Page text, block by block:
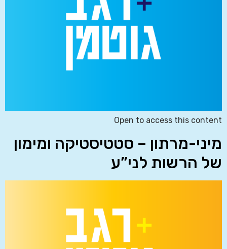
Open to access this content
מיני-מרתון – סטטיסטיקה ומימון
של הרשות לני”ע